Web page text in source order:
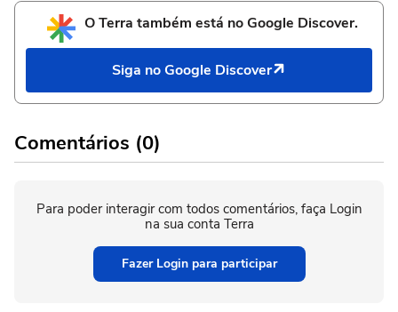
O Terra também está no Google Discover.
Siga no Google Discover
Comentários (0)
Para poder interagir com todos comentários, faça Login
na sua conta Terra
Fazer Login para participar